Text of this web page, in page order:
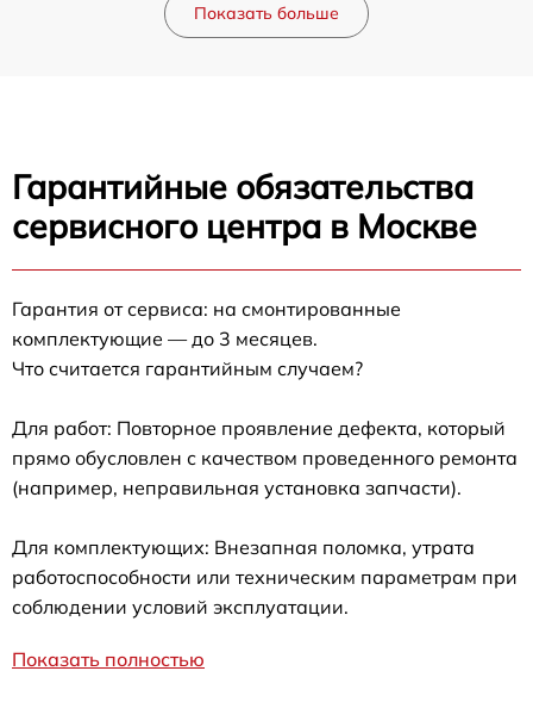
Показать больше
Гарантийные обязательства
сервисного центра в Москве
Гарантия от сервиса: на смонтированные
комплектующие — до 3 месяцев.
Что считается гарантийным случаем?
Для работ: Повторное проявление дефекта, который
прямо обусловлен с качеством проведенного ремонта
(например, неправильная установка запчасти).
Для комплектующих: Внезапная поломка, утрата
работоспособности или техническим параметрам при
соблюдении условий эксплуатации.
Показать полностью